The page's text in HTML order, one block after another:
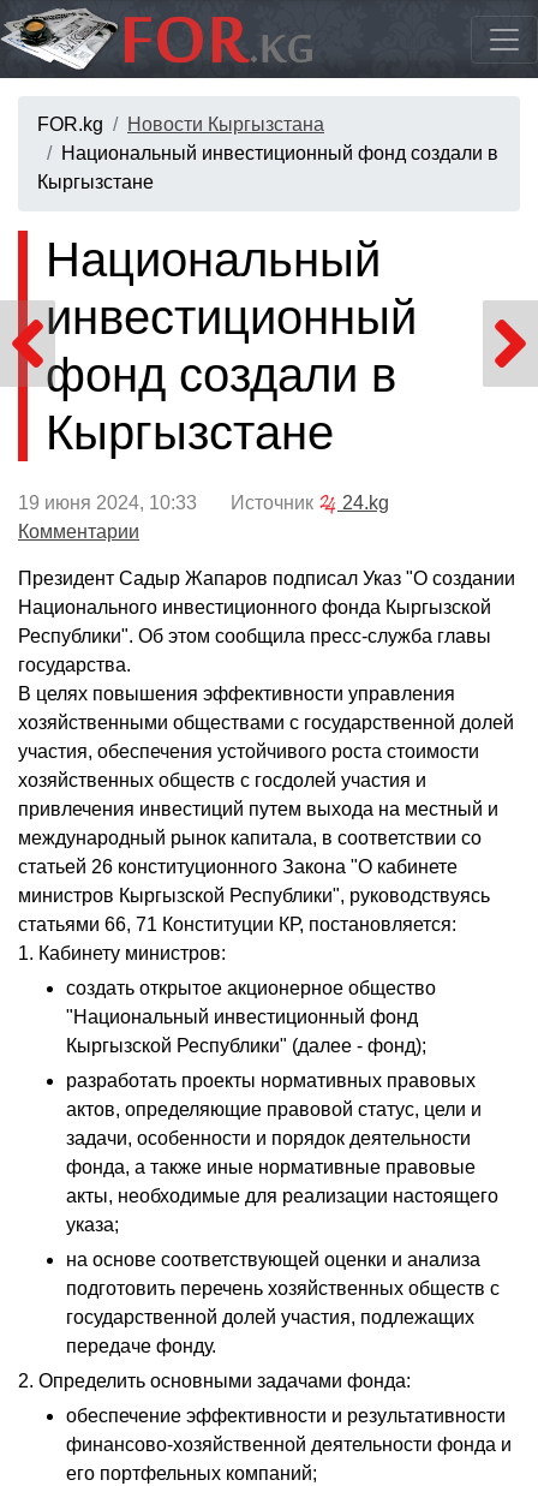
FOR.kg
Новости Кыргызстана
Национальный инвестиционный фонд создали в
Кыргызстане
Национальный
инвестиционный
фонд создали в
Кыргызстане
19 июня 2024, 10:33 Источник
24.kg
Комментарии
Президент Садыр Жапаров подписал Указ "О создании
Национального инвестиционного фонда Кыргызской
Республики". Об этом сообщила пресс-служба главы
государства.
В целях повышения эффективности управления
хозяйственными обществами с государственной долей
участия, обеспечения устойчивого роста стоимости
хозяйственных обществ с госдолей участия и
привлечения инвестиций путем выхода на местный и
международный рынок капитала, в соответствии со
статьей 26 конституционного Закона "О кабинете
министров Кыргызской Республики", руководствуясь
статьями 66, 71 Конституции КР, постановляется:
1. Кабинету министров:
создать открытое акционерное общество
"Национальный инвестиционный фонд
Кыргызской Республики" (далее - фонд);
разработать проекты нормативных правовых
актов, определяющие правовой статус, цели и
задачи, особенности и порядок деятельности
фонда, а также иные нормативные правовые
акты, необходимые для реализации настоящего
указа;
на основе соответствующей оценки и анализа
подготовить перечень хозяйственных обществ с
государственной долей участия, подлежащих
передаче фонду.
2. Определить основными задачами фонда:
обеспечение эффективности и результативности
финансово-хозяйственной деятельности фонда и
его портфельных компаний;